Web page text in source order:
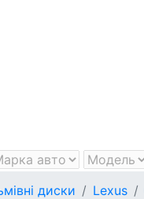
диски Lexus